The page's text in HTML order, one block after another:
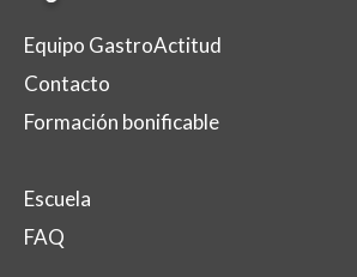
Equipo GastroActitud
Contacto
Formación bonificable
Escuela
FAQ